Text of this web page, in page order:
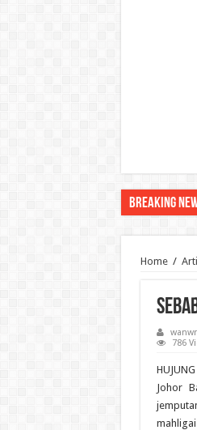
Breaking
Home /
786
Johor